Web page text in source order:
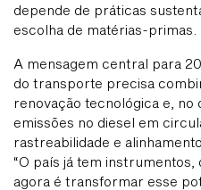
depende de práticas
escolha de matérias-primas.
A mensagem central para
do transporte precisa
renovação tecnológica e,
emissões no diesel em
rastreabilidade e
“O país já tem
agora é transformar esse